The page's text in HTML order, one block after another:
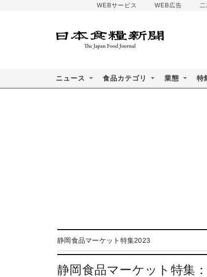
WEBサービス WEB広告 二
ニュース 食品カテゴリ 業態 特
静岡食品マーケット特集2023
静岡食品マーケット特集